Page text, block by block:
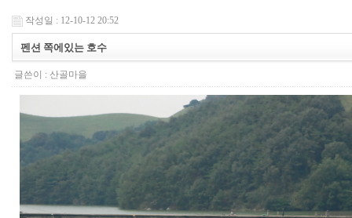
작성일 : 12-10-12 20:52
펜션 쪽에있는 호수
글쓴이 : 산골마을